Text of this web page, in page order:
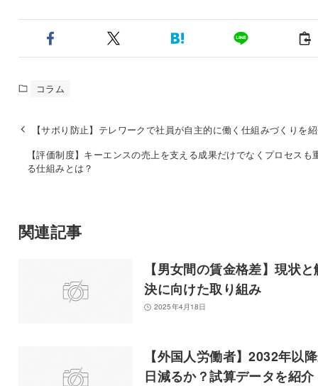
コラム
【サボり防止】テレワークで社員が自主的に働く仕組みづくりを
【評価制度】キーエンスの売上を支える成果だけでなくプロセスも
る仕組みとは？
関連記事
【男女間の賃金格差】現状と
決に向けた取り組み
2025年4月18日
【外国人労働者】2032年以
日減るか？試算データを紹介